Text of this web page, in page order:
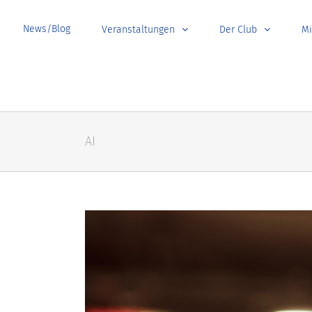
News/Blog Veranstaltungen Der Club
AI